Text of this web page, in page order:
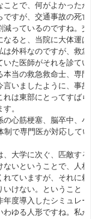
とで、何がよかったか
すが、交通事故の死亡
っているのですね。交
ると、当院に大体運ば
外科なのですが、救急
た医師がそれを診てい
当の救急救命士、専門
いましたように、事故
は東部にとってすばら
。
心筋梗塞、脳卒中、小
で専門医が対応してい
大学に次ぐ、匹敵する
いということで、人材
ていますが、それに頼
いけない。ということ
度導入したシミュレー
ゆる人形ですね。私が